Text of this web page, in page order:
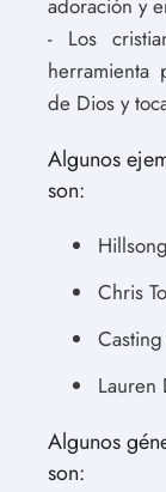
- Los
herramienta
de Dios y
Algunos
son:
Chris
Lauren
Algunos
son: